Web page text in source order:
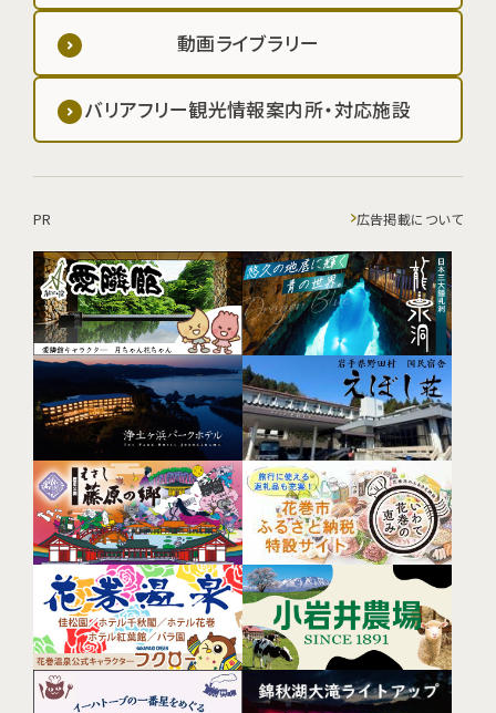
動画ライブラリー
バリアフリー観光情報案内所・対応施設
PR 広告掲載について